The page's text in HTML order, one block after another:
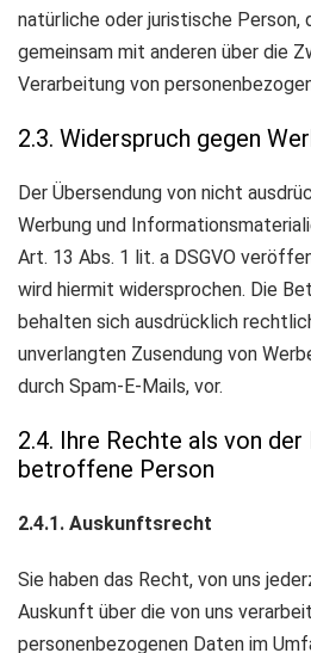
natürliche oder juristische Person,
gemeinsam mit anderen über die
Verarbeitung von
2.3. Widerspruch gegen
Der Übersendung von nicht
Werbung und
Art. 13 Abs. 1 lit. a DSGVO
wird hiermit widersprochen. Die
behalten sich ausdrücklich
unverlangten Zusendung von
durch Spam-E-Mails, vor.
2.4. Ihre Rechte als von
betroffene Person
2.4.1. Auskunftsrecht
Sie haben das Recht, von uns
Auskunft über die von uns
personenbezogenen Daten im